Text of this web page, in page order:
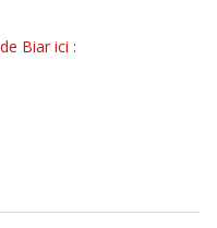
Biar ici :